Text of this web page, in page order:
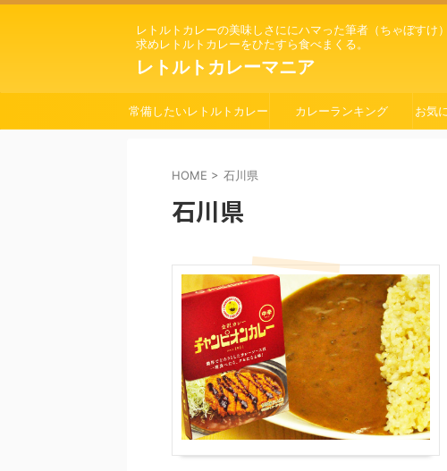
レトルトカレーの美味しさににハマった筆者（ちゃぼすけ
求めレトルトカレーをひたすら食べまくる。
レトルトカレーマニア
常備したいレトルトカレー カレーランキング お気
HOME > 石川県
石川県